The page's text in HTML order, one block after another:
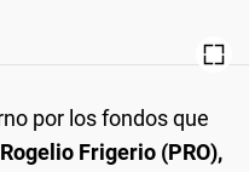
por los fondos que
Rogelio Frigerio (PRO),